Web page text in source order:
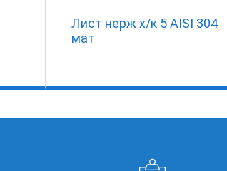
Лист нерж х/к 5 AISI 304
мат